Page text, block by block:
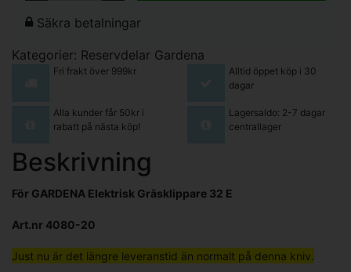
Säkra betalningar
Kategorier: Reservdelar Gardena
Fri frakt över 999kr
Alltid öppet köp i 30
dagar
Alla kunder får 50kr i
rabatt på nästa köp!
Lagersaldo: 2-7 dagar
centrallager
Beskrivning
För GARDENA Elektrisk Gräsklippare 32 E
Art.nr 4080-20
Just nu är det längre leveranstid än normalt på denna kniv.